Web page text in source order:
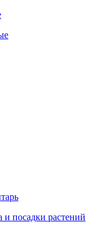
посадки растений